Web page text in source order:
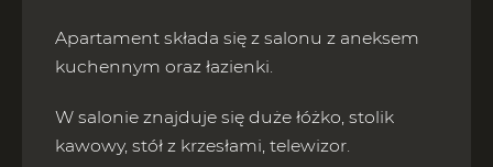
Apartament składa się z salonu z aneksem
kuchennym oraz łazienki.
W salonie znajduje się duże łóżko, stolik
kawowy, stół z krzesłami, telewizor.